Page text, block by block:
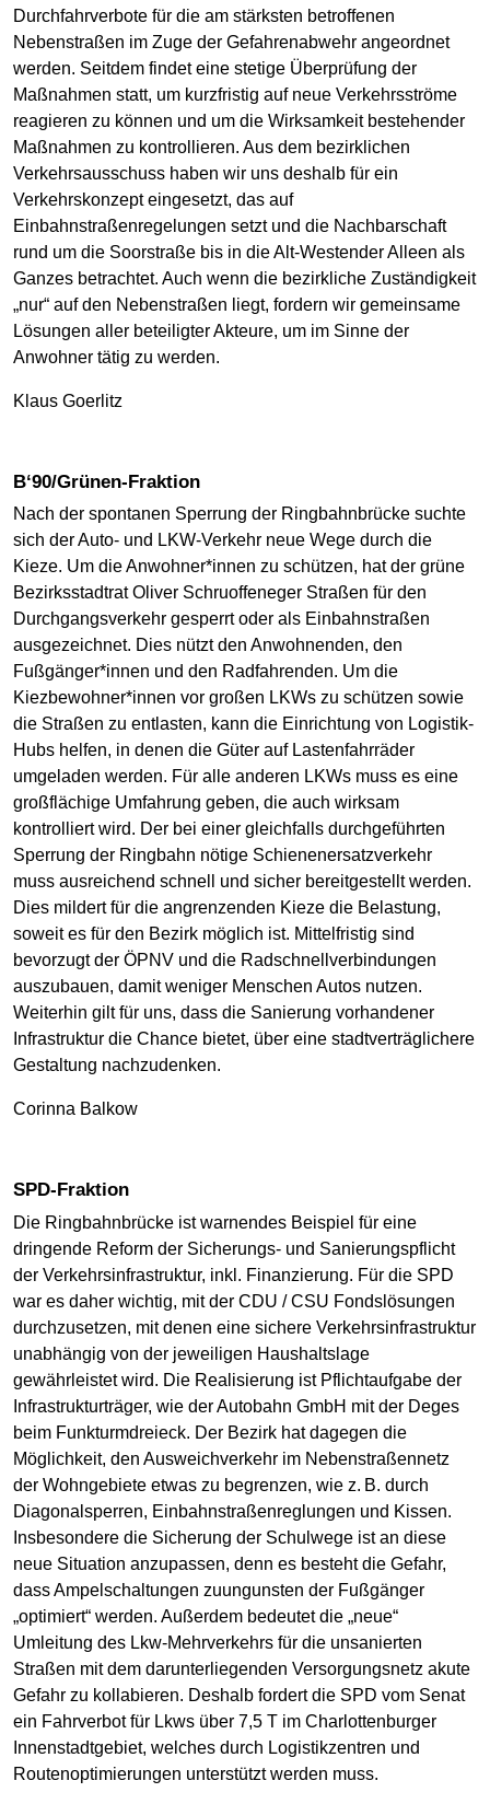
Durchfahrverbote für die am stärksten betroffenen
Nebenstraßen im Zuge der Gefahrenabwehr angeordnet
werden. Seitdem findet eine stetige Überprüfung der
Maßnahmen statt, um kurzfristig auf neue Verkehrsströme
reagieren zu können und um die Wirksamkeit bestehender
Maßnahmen zu kontrollieren. Aus dem bezirklichen
Verkehrsausschuss haben wir uns deshalb für ein
Verkehrskonzept eingesetzt, das auf
Einbahnstraßenregelungen setzt und die Nachbarschaft
rund um die Soorstraße bis in die Alt-Westender Alleen als
Ganzes betrachtet. Auch wenn die bezirkliche Zuständigkeit
„nur“ auf den Nebenstraßen liegt, fordern wir gemeinsame
Lösungen aller beteiligter Akteure, um im Sinne der
Anwohner tätig zu werden.
Klaus Goerlitz
B‘90/Grünen-Fraktion
Nach der spontanen Sperrung der Ringbahnbrücke suchte
sich der Auto- und LKW-Verkehr neue Wege durch die
Kieze. Um die Anwohner*innen zu schützen, hat der grüne
Bezirksstadtrat Oliver Schruoffeneger Straßen für den
Durchgangsverkehr gesperrt oder als Einbahnstraßen
ausgezeichnet. Dies nützt den Anwohnenden, den
Fußgänger*innen und den Radfahrenden. Um die
Kiezbewohner*innen vor großen LKWs zu schützen sowie
die Straßen zu entlasten, kann die Einrichtung von Logistik-
Hubs helfen, in denen die Güter auf Lastenfahrräder
umgeladen werden. Für alle anderen LKWs muss es eine
großflächige Umfahrung geben, die auch wirksam
kontrolliert wird. Der bei einer gleichfalls durchgeführten
Sperrung der Ringbahn nötige Schienenersatzverkehr
muss ausreichend schnell und sicher bereitgestellt werden.
Dies mildert für die angrenzenden Kieze die Belastung,
soweit es für den Bezirk möglich ist. Mittelfristig sind
bevorzugt der ÖPNV und die Radschnellverbindungen
auszubauen, damit weniger Menschen Autos nutzen.
Weiterhin gilt für uns, dass die Sanierung vorhandener
Infrastruktur die Chance bietet, über eine stadtverträglichere
Gestaltung nachzudenken.
Corinna Balkow
SPD-Fraktion
Die Ringbahnbrücke ist warnendes Beispiel für eine
dringende Reform der Sicherungs- und Sanierungspflicht
der Verkehrsinfrastruktur, inkl. Finanzierung. Für die SPD
war es daher wichtig, mit der CDU / CSU Fondslösungen
durchzusetzen, mit denen eine sichere Verkehrsinfrastruktur
unabhängig von der jeweiligen Haushaltslage
gewährleistet wird. Die Realisierung ist Pflichtaufgabe der
Infrastrukturträger, wie der Autobahn GmbH mit der Deges
beim Funkturmdreieck. Der Bezirk hat dagegen die
Möglichkeit, den Ausweichverkehr im Nebenstraßennetz
der Wohngebiete etwas zu begrenzen, wie z. B. durch
Diagonalsperren, Einbahnstraßenreglungen und Kissen.
Insbesondere die Sicherung der Schulwege ist an diese
neue Situation anzupassen, denn es besteht die Gefahr,
dass Ampelschaltungen zuungunsten der Fußgänger
„optimiert“ werden. Außerdem bedeutet die „neue“
Umleitung des Lkw-Mehrverkehrs für die unsanierten
Straßen mit dem darunterliegenden Versorgungsnetz akute
Gefahr zu kollabieren. Deshalb fordert die SPD vom Senat
ein Fahrverbot für Lkws über 7,5 T im Charlottenburger
Innenstadtgebiet, welches durch Logistikzentren und
Routenoptimierungen unterstützt werden muss.